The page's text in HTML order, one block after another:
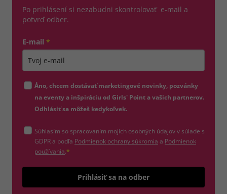
Po prihlásení si nezabudni skontrolovať e-mail a
potvrď odber.
E-mail *
Áno, chcem dostávať marketingové novinky, pozvánky
na eventy a inšpiráciu od Girls' Point a vašich partnerov.
Odhlásiť sa môžeš kedykoľvek.
Súhlasím so spracovaním mojich osobných údajov v súlade s
GDPR a podľa Podmienok ochrany súkromia (otvorí sa v novom okne)
a Podmienok
používania(otvorí sa v novom okne)
.*
Prihlásiť sa na odber